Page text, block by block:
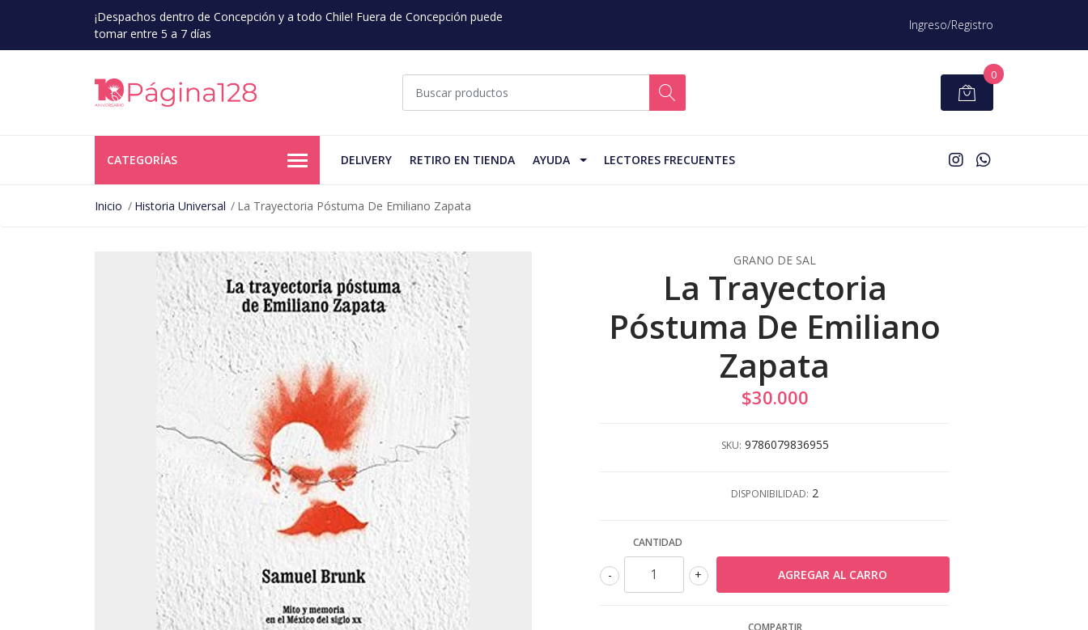
¡Despachos dentro de Concepción y a todo Chile! Fuera de Concepción puede
tomar entre 5 a 7 días
Ingreso/Registro
0
CATEGORÍAS DELIVERY RETIRO EN TIENDA AYUDA LECTORES FRECUENTES
Inicio Historia Universal La Trayectoria Póstuma De Emiliano Zapata
GRANO DE SAL
La Trayectoria
Póstuma De Emiliano
Zapata
$30.000
SKU: 9786079836955
DISPONIBILIDAD: 2
CANTIDAD
+
-
COMPARTIR